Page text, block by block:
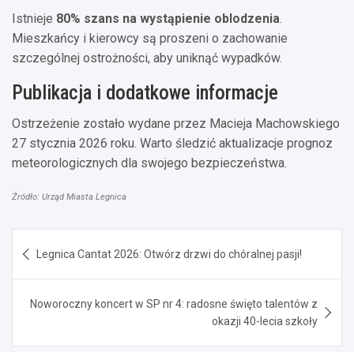
Istnieje 80% szans na wystąpienie oblodzenia.
Mieszkańcy i kierowcy są proszeni o zachowanie
szczególnej ostrożności, aby uniknąć wypadków.
Publikacja i dodatkowe informacje
Ostrzeżenie zostało wydane przez Macieja Machowskiego
27 stycznia 2026 roku. Warto śledzić aktualizacje prognoz
meteorologicznych dla swojego bezpieczeństwa.
Źródło: Urząd Miasta Legnica
wpisuLegnica Cantat 2026: Otwórz drzwi do chóralnej pasji!
Noworoczny koncert w SP nr 4: radosne święto talentów z
okazji 40-lecia szkoły